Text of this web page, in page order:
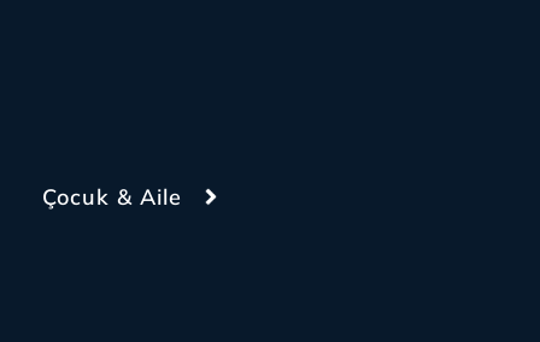
Çocuk & Aile